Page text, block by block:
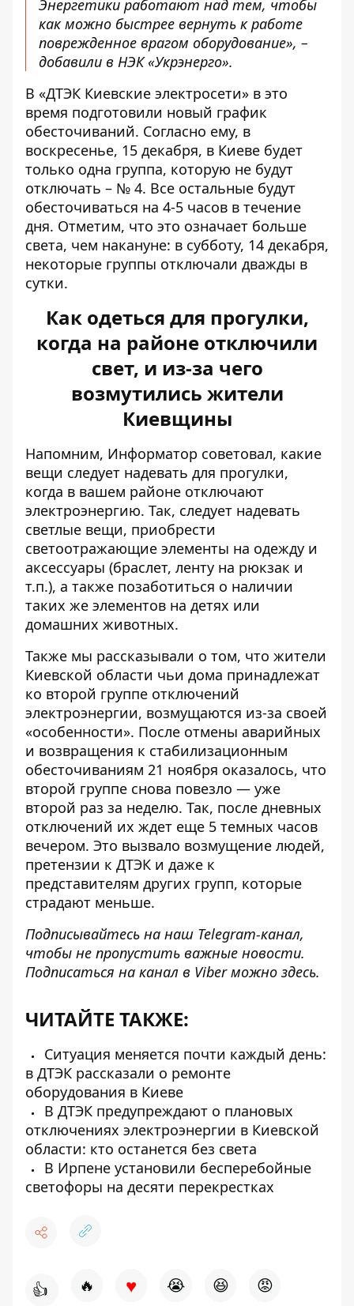
Энергетики работают над тем, чтобы
как можно быстрее вернуть к работе
поврежденное врагом оборудование», –
добавили в НЭК «Укрэнерго».
В «ДТЭК Киевские электросети» в это
время подготовили новый график
обесточиваний. Согласно ему, в
воскресенье, 15 декабря, в Киеве будет
только одна группа, которую не будут
отключать – № 4. Все остальные будут
обесточиваться на 4-5 часов в течение
дня. Отметим, что это означает больше
света, чем накануне: в субботу, 14 декабря,
некоторые группы отключали дважды в
сутки.
Как одеться для прогулки,
когда на районе отключили
свет, и из-за чего
возмутились жители
Киевщины
Напомним, Информатор советовал, какие
вещи следует надевать для прогулки,
когда в вашем районе отключают
электроэнергию. Так, следует надевать
светлые вещи, приобрести
светоотражающие элементы на одежду и
аксессуары (браслет, ленту на рюкзак и
т.п.), а также позаботиться о наличии
таких же элементов на детях или
домашних животных.
Также мы рассказывали о том, что жители
Киевской области чьи дома принадлежат
ко второй группе отключений
электроэнергии, возмущаются из-за своей
«особенности». После отмены аварийных
и возвращения к стабилизационным
обесточиваниям 21 ноября оказалось, что
второй группе снова повезло — уже
второй раз за неделю. Так, после дневных
отключений их ждет еще 5 темных часов
вечером. Это вызвало возмущение людей,
претензии к ДТЭК и даже к
представителям других групп, которые
страдают меньше.
Подписывайтесь на наш Telegram-канал,
чтобы не пропустить важные новости.
Подписаться на канал в Viber можно здесь.
ЧИТАЙТЕ ТАКЖЕ:
Ситуация меняется почти каждый день:
в ДТЭК рассказали о ремонте
оборудования в Киеве
В ДТЭК предупреждают о плановых
отключениях электроэнергии в Киевской
области: кто останется без света
В Ирпене установили бесперебойные
светофоры на десяти перекрестках
👍 🔥 ♥ 😭 😆 😡